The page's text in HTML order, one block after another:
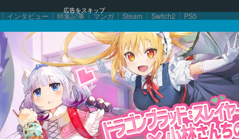
広告をスキップ
インタビュー 特集記事 マンガ Steam Switch2 PS5